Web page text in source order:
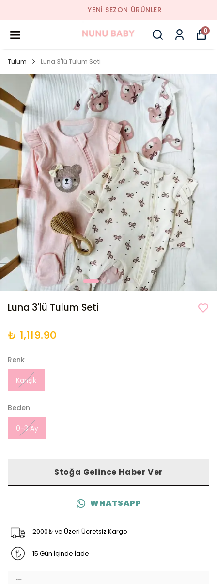
YENI SEZON ÜRÜNLER
0
Tulum Luna 3'lü Tulum Seti
Luna 3'lü Tulum Seti
₺ 1,119.90
Renk
Karışık
Beden
0-3 Ay
Stoğa Gelince Haber Ver
WHATSAPP
2000₺ ve Üzeri Ücretsiz Kargo
15 Gün İçinde İade